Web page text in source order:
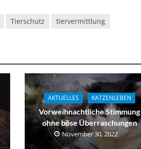
Tierschutz tiervermittlung
AKTUELLES KATZENLEBEN
Vorweihnachtliche Stimmung
ohne böse Überraschungen
November 30, 2022